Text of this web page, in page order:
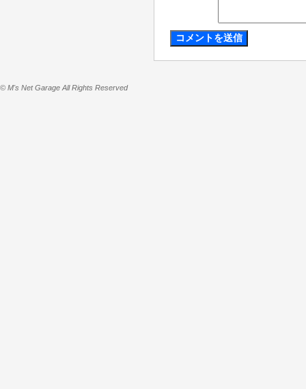
© M's Net Garage All Rights Reserved